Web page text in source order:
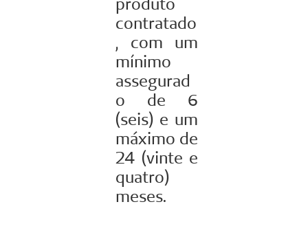
contratado
, com um
mínimo
assegurad
o de 6
(seis) e um
máximo de
24 (vinte e
quatro)
meses.